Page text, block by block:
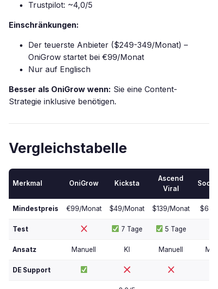
Trustpilot: ~4,0/5
Einschränkungen:
Der teuerste Anbieter ($249-349/Monat) –
OniGrow startet bei €99/Monat
Nur auf Englisch
Besser als OniGrow wenn: Sie eine Content-
Strategie inklusive benötigen.
Vergleichstabelle
Merkmal OniGrow Kicksta
Ascend
Viral
Mindestpreis €99/Monat $49/Monat $139/Monat $69/
Test 7 Tage 5 Tage
Ansatz Manuell KI Manuell
DE Support